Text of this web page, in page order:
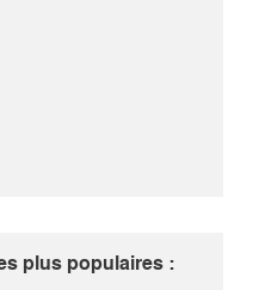
plus populaires :